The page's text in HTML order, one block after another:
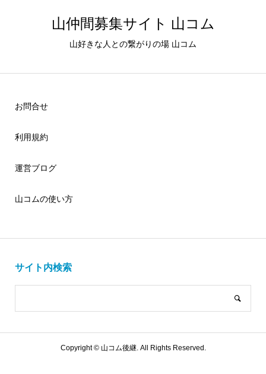
山仲間募集サイト 山コム
山好きな人との繋がりの場 山コム
お問合せ
利用規約
運営ブログ
山コムの使い方
サイト内検索
Copyright ©山コム後継. All Rights Reserved.